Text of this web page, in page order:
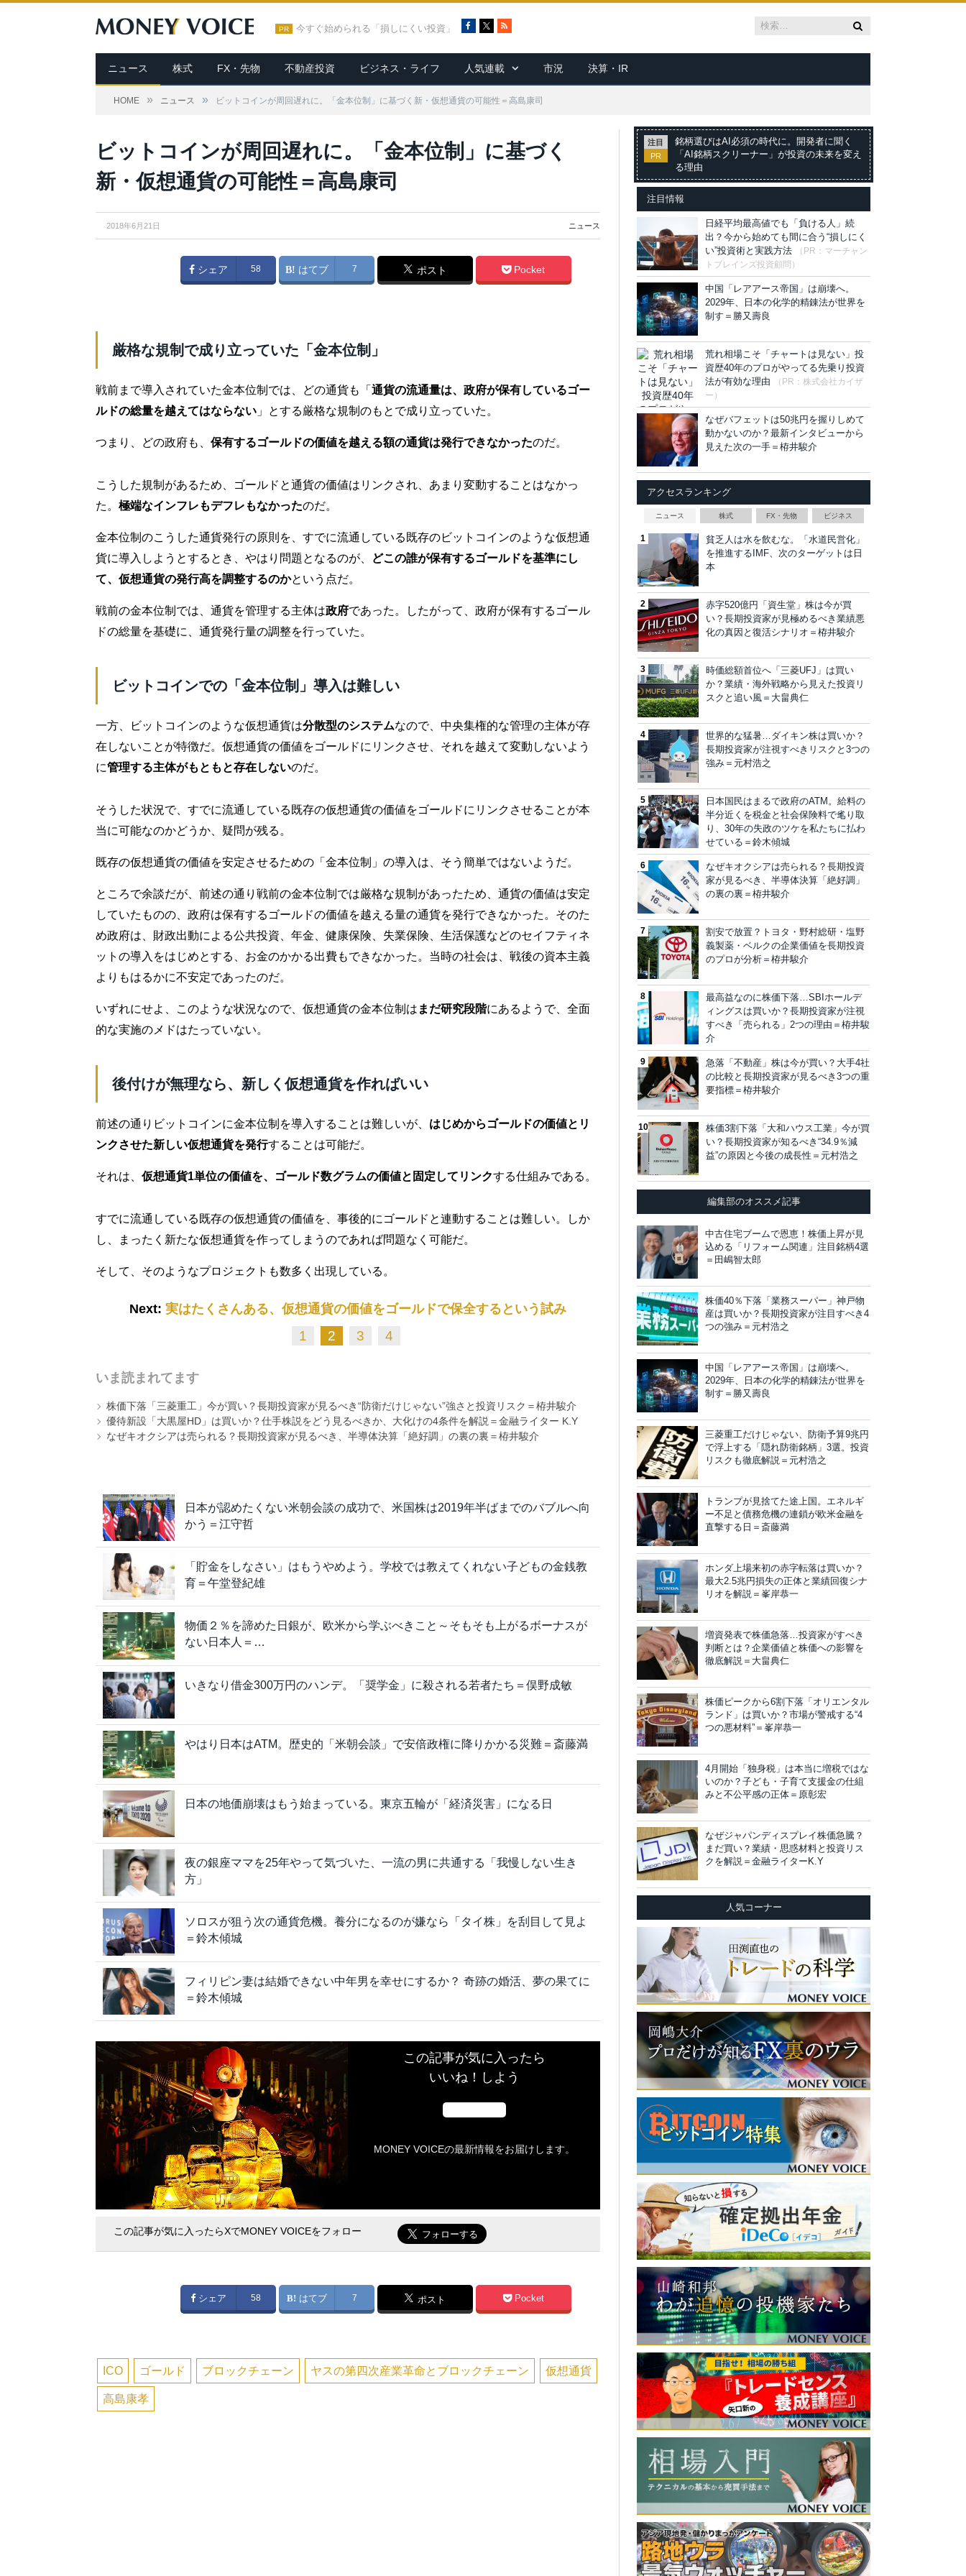
PR 今すぐ始められる「損しにくい投資」
c
e
b
o
R
S
ニュース 株式 FX・先物 不動産投資 ビジネス・ライフ 人気連載 市況 決算・IR
HOME » ニュース » ビットコインが周回遅れに。「金本位制」に基づく新・仮想通貨の可能性＝高島康司
ビットコインが周回遅れに。「金本位制」に基づく
新・仮想通貨の可能性＝高島康司
2018年6月21日 ニュース
シェア 58 はてブ 7 ポスト Pocket
厳格な規制で成り立っていた「金本位制」
戦前まで導入されていた金本位制では、どの通貨も「 通貨の流通量は、政府が保有しているゴー
ルドの総量を越えてはならない 」とする厳格な規制のもとで成り立っていた。
つまり、どの政府も、 保有するゴールドの価値を越える額の通貨は発行できなかったのだ。
こうした規制があるため、ゴールドと通貨の価値はリンクされ、あまり変動することはなかっ
た。 極端なインフレもデフレもなかったのだ。
金本位制のこうした通貨発行の原則を、すでに流通している既存のビットコインのような仮想通
貨に導入しようとするとき、やはり問題となるのが、
どこの誰が保有するゴールドを基準にし
て、仮想通貨の発行高を調整するのかという点だ。
戦前の金本位制では、通貨を管理する主体は政府であった。したがって、政府が保有するゴール
ドの総量を基礎に、通貨発行量の調整を行っていた。
ビットコインでの「金本位制」導入は難しい
一方、ビットコインのような仮想通貨は分散型のシステムなので、中央集権的な管理の主体が存
在しないことが特徴だ。仮想通貨の価値をゴールドにリンクさせ、それを越えて変動しないよう
に管理する主体がもともと存在しないのだ。
そうした状況で、すでに流通している既存の仮想通貨の価値をゴールドにリンクさせることが本
当に可能なのかどうか、疑問が残る。
既存の仮想通貨の価値を安定させるための「金本位制」の導入は、そう簡単ではないようだ。
ところで余談だが、前述の通り戦前の金本位制では厳格な規制があったため、通貨の価値は安定
していたものの、政府は保有するゴールドの価値を越える量の通貨を発行できなかった。そのた
め政府は、財政出動による公共投資、年金、健康保険、失業保険、生活保護などのセイフティネ
ットの導入をはじめとする、お金のかかる出費もできなかった。当時の社会は、戦後の資本主義
よりもはるかに不安定であったのだ。
いずれにせよ、このような状況なので、仮想通貨の金本位制は まだ研究段階にあるようで、全面
的な実施のメドはたっていない。
後付けが無理なら、新しく仮想通貨を作ればいい
前述の通りビットコインに金本位制を導入することは難しいが、 はじめからゴールドの価値とリ
ンクさせた新しい仮想通貨を発行することは可能だ。
それは、 仮想通貨1単位の価値を、ゴールド数グラムの価値と固定してリンクする仕組みである。
すでに流通している既存の仮想通貨の価値を、事後的にゴールドと連動することは難しい。しか
し、まったく新たな仮想通貨を作ってしまうのであれば問題なく可能だ。
そして、そのようなプロジェクトも数多く出現している。
Next: 実はたくさんある、仮想通貨の価値をゴールドで保全するという試み
1 2 3 4
いま読まれてます
株価下落「三菱重工」今が買い？長期投資家が見るべき“防衛だけじゃない”強さと投資リスク＝栫井駿介
優待新設「大黒屋HD」は買いか？仕手株説をどう見るべきか、大化けの4条件を解説＝金融ライター K.Y
なぜキオクシアは売られる？長期投資家が見るべき、半導体決算「絶好調」の裏の裏＝栫井駿介
日本が認めたくない米朝会談の成功で、米国株は2019年半ばまでのバブルへ向
かう＝江守哲
「貯金をしなさい」はもうやめよう。学校では教えてくれない子どもの金銭教
育＝午堂登紀雄
物価２％を諦めた日銀が、欧米から学ぶべきこと～そもそも上がるボーナスが
ない日本人＝…
いきなり借金300万円のハンデ。「奨学金」に殺される若者たち＝俣野成敏
やはり日本はATM。歴史的「米朝会談」で安倍政権に降りかかる災難＝斎藤満
日本の地価崩壊はもう始まっている。東京五輪が「経済災害」になる日
夜の銀座ママを25年やって気づいた、一流の男に共通する「我慢しない生き
方」
ソロスが狙う次の通貨危機。養分になるのが嫌なら「タイ株」を刮目して見よ
＝鈴木傾城
フィリピン妻は結婚できない中年男を幸せにするか？ 奇跡の婚活、夢の果てに
＝鈴木傾城
この記事が気に入ったら
いいね！しよう
MONEY VOICEの最新情報をお届けします。
この記事が気に入ったらXでMONEY VOICEをフォロー
シェア 58 はてブ 7 ポスト Pocket
ICO ゴールド ブロックチェーン ヤスの第四次産業革命とブロックチェーン 仮想通貨
高島康孝
注目
PR
銘柄選びはAI必須の時代に。開発者に聞く
「AI銘柄スクリーナー」が投資の未来を変え
る理由
注目情報
日経平均最高値でも「負ける人」続
出？今から始めても間に合う“損しにく
い”投資術と実践方法
（PR：マーチャン
トブレインズ投資顧問）
中国「レアアース帝国」は崩壊へ。
2029年、日本の化学的精錬法が世界を
制す＝勝又壽良
荒れ相場こそ「チャートは見ない」投
資歴40年のプロがやってる先乗り投資
法が有効な理由
（PR：株式会社カイザ
ー）
なぜバフェットは50兆円を握りしめて
動かないのか？最新インタビューから
見えた次の一手＝栫井駿介
アクセスランキング
ニュース 株式 FX・先物 ビジネス
貧乏人は水を飲むな。「水道民営化」
を推進するIMF、次のターゲットは日
本
赤字520億円「資生堂」株は今が買
い？長期投資家が見極めるべき業績悪
化の真因と復活シナリオ＝栫井駿介
時価総額首位へ「三菱UFJ」は買い
か？業績・海外戦略から見えた投資リ
スクと追い風＝大畠典仁
世界的な猛暑…ダイキン株は買いか？
長期投資家が注視すべきリスクと3つの
強み＝元村浩之
日本国民はまるで政府のATM。給料の
半分近くを税金と社会保険料で毟り取
り、30年の失政のツケを私たちに払わ
せている＝鈴木傾城
なぜキオクシアは売られる？長期投資
家が見るべき、半導体決算「絶好調」
の裏の裏＝栫井駿介
割安で放置？トヨタ・野村総研・塩野
義製薬・ベルクの企業価値を長期投資
のプロが分析＝栫井駿介
最高益なのに株価下落…SBIホールデ
ィングスは買いか？長期投資家が注視
すべき「売られる」2つの理由＝栫井駿
介
急落「不動産」株は今が買い？大手4社
の比較と長期投資家が見るべき3つの重
要指標＝栫井駿介
株価3割下落「大和ハウス工業」今が買
い？長期投資家が知るべき“34.9％減
益”の原因と今後の成長性＝元村浩之
編集部のオススメ記事
中古住宅ブームで恩恵！株価上昇が見
込める「リフォーム関連」注目銘柄4選
＝田嶋智太郎
株価40％下落「業務スーパー」神戸物
産は買いか？長期投資家が注目すべき4
つの強み＝元村浩之
中国「レアアース帝国」は崩壊へ。
2029年、日本の化学的精錬法が世界を
制す＝勝又壽良
三菱重工だけじゃない、防衛予算9兆円
で浮上する「隠れ防衛銘柄」3選。投資
リスクも徹底解説＝元村浩之
トランプが見捨てた途上国。エネルギ
ー不足と債務危機の連鎖が欧米金融を
直撃する日＝斎藤満
ホンダ上場来初の赤字転落は買いか？
最大2.5兆円損失の正体と業績回復シナ
リオを解説＝峯岸恭一
増資発表で株価急落…投資家がすべき
判断とは？企業価値と株価への影響を
徹底解説＝大畠典仁
株価ピークから6割下落「オリエンタル
ランド」は買いか？市場が警戒する“4
つの悪材料”＝峯岸恭一
4月開始「独身税」は本当に増税ではな
いのか？子ども・子育て支援金の仕組
みと不公平感の正体＝原彰宏
なぜジャパンディスプレイ株価急騰？
まだ買い？業績・思惑材料と投資リス
クを解説＝金融ライターK.Y
人気コーナー